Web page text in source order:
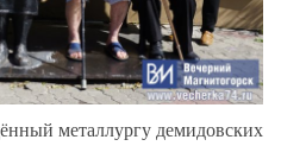
металлургу демидовских